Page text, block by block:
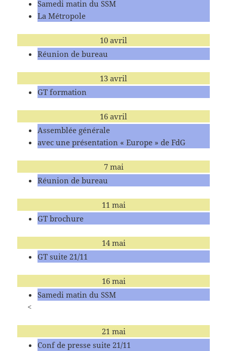
Samedi matin du SSM
La Métropole
10 avril
Réunion de bureau
13 avril
GT formation
16 avril
Assemblée générale
avec une présentation « Europe » de FdG
7 mai
Réunion de bureau
11 mai
GT brochure
14 mai
GT suite 21/11
16 mai
Samedi matin du SSM
<
21 mai
Conf de presse suite 21/11